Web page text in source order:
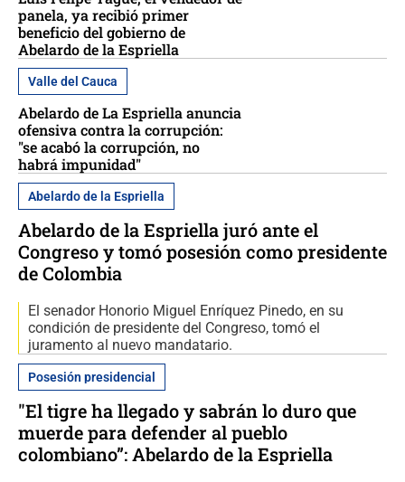
panela, ya recibió primer
beneficio del gobierno de
Abelardo de la Espriella
Valle del Cauca
Abelardo de La Espriella anuncia
ofensiva contra la corrupción:
"se acabó la corrupción, no
habrá impunidad"
Abelardo de la Espriella
Abelardo de la Espriella juró ante el
Congreso y tomó posesión como presidente
de Colombia
El senador Honorio Miguel Enríquez Pinedo, en su
condición de presidente del Congreso, tomó el
juramento al nuevo mandatario.
Posesión presidencial
"El tigre ha llegado y sabrán lo duro que
muerde para defender al pueblo
colombiano”: Abelardo de la Espriella